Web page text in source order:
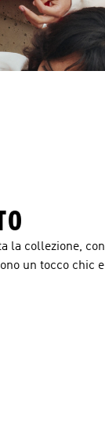
la collezione, con
un tocco chic e